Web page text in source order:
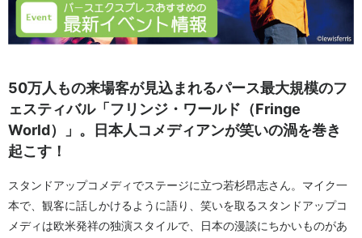
50万人もの来場客が見込まれるパース最大規模のフ
ェスティバル「フリンジ・ワールド（Fringe
World）」。日本人コメディアンが笑いの渦を巻き
起こす！
スタンドアップコメディでステージに立つ若杉昂志さん。マイク一
本で、観客に話しかけるように語り、笑いを取るスタンドアップコ
メディは欧米発祥の独演スタイルで、日本の漫談にちかいものがあ